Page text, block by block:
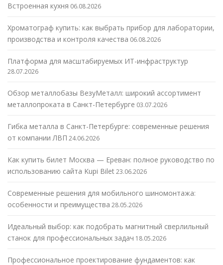
Встроенная кухня 06.08.2026
Хроматограф купить: как выбрать прибор для лаборатории,
производства и контроля качества 06.08.2026
Платформа для масштабируемых ИТ-инфраструктур
28.07.2026
Обзор металлобазы ВезуМеталл: широкий ассортимент
металлопроката в Санкт-Петербурге 03.07.2026
Гибка металла в Санкт-Петербурге: современные решения
от компании ЛВП 24.06.2026
Как купить билет Москва — Ереван: полное руководство по
использованию сайта Kupi Bilet23.06.2026
Современные решения для мобильного шиномонтажа:
особенности и преимущества 28.05.2026
Идеальный выбор: как подобрать магнитный сверлильный
станок для профессиональных задач 18.05.2026
Профессиональное проектирование фундаментов: как